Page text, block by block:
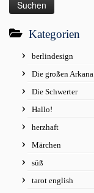
Kategorien
berlindesign
Die großen Arkana
Die Schwerter
Hallo!
herzhaft
Märchen
süß
tarot english